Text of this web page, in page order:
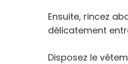
Ensuite, rincez
délicatement
Disposez le